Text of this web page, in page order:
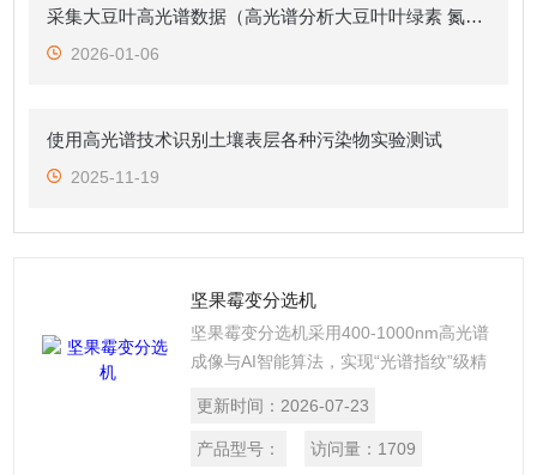
采集大豆叶高光谱数据（高光谱分析大豆叶叶绿素 氮含量）
2026-01-06
使用高光谱技术识别土壤表层各种污染物实验测试
2025-11-19
坚果霉变分选机
坚果霉变分选机采用400-1000nm高光谱
成像与AI智能算法，实现“光谱指纹”级精
能识别表面霉变，更能探测坚果内部隐性
霉变及毒素，实现从“看外观”到“探本
更新时间： 2026-07-23
产品型号： 访问量： 1709